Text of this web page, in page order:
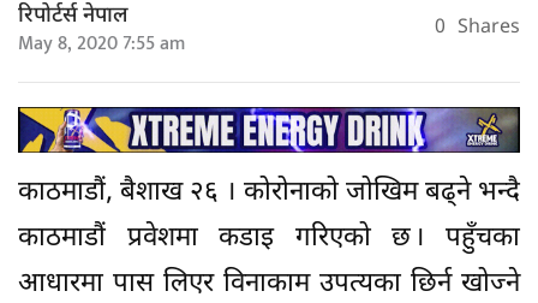
रिपोर्टर्स नेपाल
May 8, 2020 7:55 am 0 Shares
काठमाडौं, बैशाख २६ । कोरोनाको जोखिम बढ्ने भन्दै
काठमाडौं प्रवेशमा कडाइ गरिएको छ । पहुँचका
आधारमा पास लिएर विनाकाम उपत्यका छिर्न खोज्ने